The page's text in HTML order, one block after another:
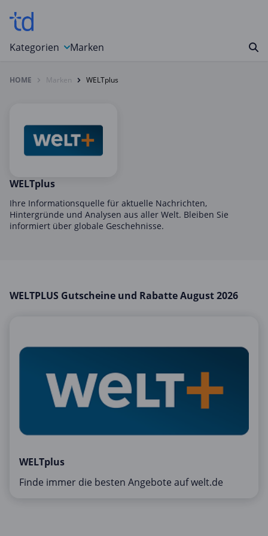
Kategorien
Auto, Motorrad & Werkzeuge
Computer & Elektronik
Entertainment & Media
Essen & Trinken
Foto, Druck & Büro
Gaming & Spielzeug
Mode & Accessoires
Sport & Freizeit
Urlaub & Reise
Marken
HOME Marken WELTplus
WELTplus
Ihre Informationsquelle für aktuelle Nachrichten,
Hintergründe und Analysen aus aller Welt. Bleiben Sie
informiert über globale Geschehnisse.
WELTPLUS Gutscheine und Rabatte August 2026
WELTplus
Finde immer die besten Angebote auf welt.de